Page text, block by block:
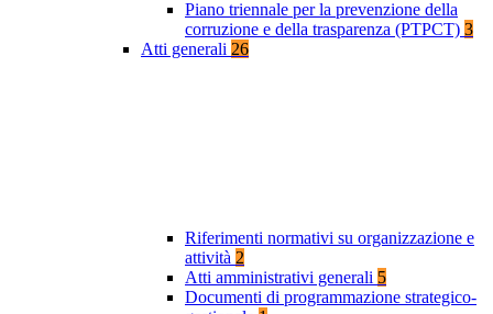
Piano triennale per la prevenzione della
corruzione e della trasparenza (PTPCT) 3
Atti generali 26
Riferimenti normativi su organizzazione e
attività 2
Atti amministrativi generali 5
Documenti di programmazione strategico-